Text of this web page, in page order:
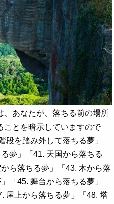
、あなたが、落ちる前の場所
ことを暗示していますので
段を踏み外して落ちる夢」
夢」「41. 天国から落ちる
ら落ちる夢」「43. 木から落
「45. 舞台から落ちる夢」
屋上から落ちる夢」「48. 塔